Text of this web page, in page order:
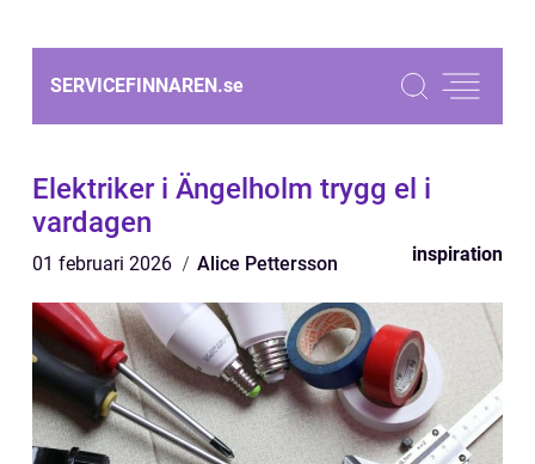
SERVICEFINNAREN.se
Elektriker i Ängelholm trygg el i
vardagen
01 februari 2026 Alice Pettersson inspiration